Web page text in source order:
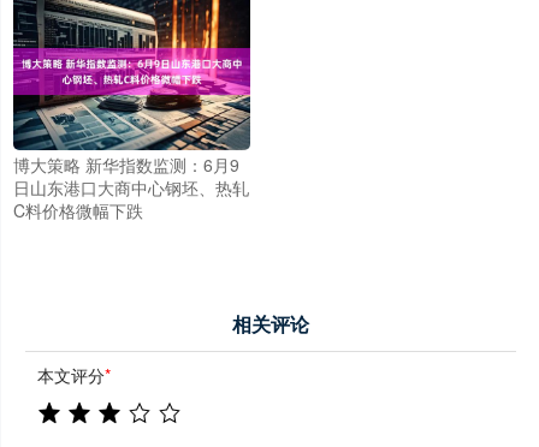
博大策略 新华指数监测：6月9
日山东港口大商中心钢坯、热轧
C料价格微幅下跌
相关评论
本文评分*